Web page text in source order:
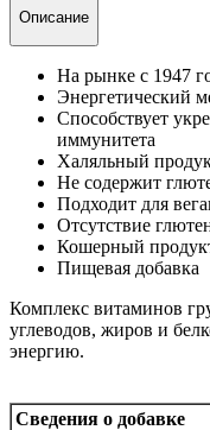
Описание
На рынке с 1947
Энергетический
Способствует
иммунитета
Халяльный
Не содержит
Подходит для
Отсутствие
Кошерный
Пищевая добавка
Комплекс витаминов
углеводов, жиров и
энергию.
Сведения о добавке